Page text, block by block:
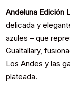
Andeluna Edición
delicada y
azules – que
Gualtallary,
Los Andes y las
plateada.